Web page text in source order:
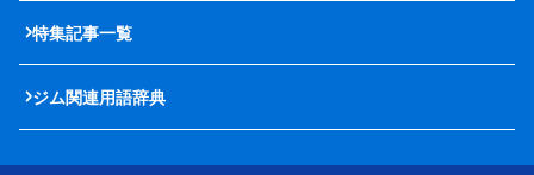
特集記事一覧
ジム関連用語辞典